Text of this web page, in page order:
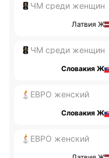
ЧМ среди женщин
Латвия Ж
ЧМ среди женщин
Словакия Ж
ЕВРО женский
Словакия Ж
ЕВРО женский